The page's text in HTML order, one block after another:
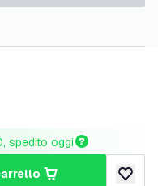
spedito oggi